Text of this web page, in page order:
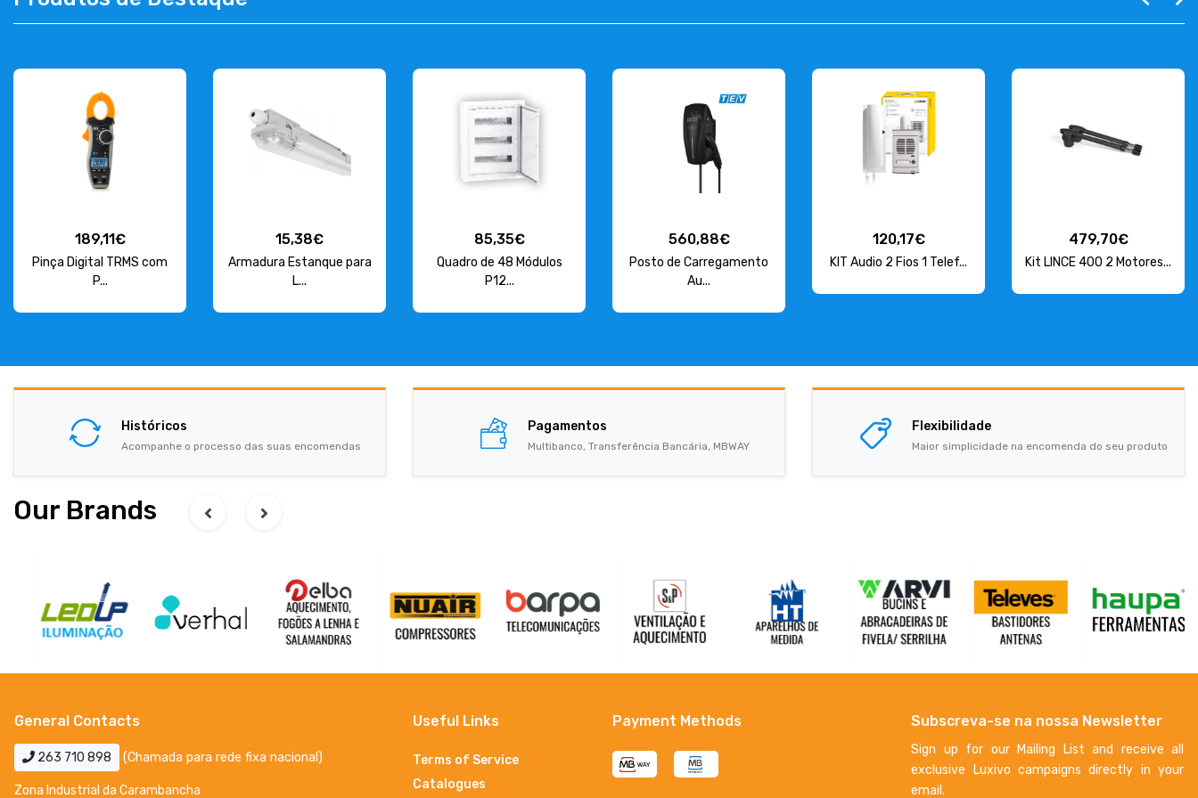
CONTACT
geral@luxivo.pt
189,11€
Pinça Digital TRMS com
P...
15,38€
Armadura Estanque para
L...
85,35€
Quadro de 48 Módulos
P12...
560,88€
Posto de Carregamento
Au...
120,17€
KIT Audio 2 Fios 1 Telef...
479,70€
Kit LINCE 400 2 Motores...
Históricos
Acompanhe o processo das suas encomendas
Pagamentos
Multibanco, Transferência Bancária, MBWAY
Flexibilidade
Maior simplicidade na encomenda do seu produto
Our Brands
General Contacts
263 710 898 (Chamada para rede fixa nacional)
Zona Industrial da Carambancha
Useful Links
Terms of Service
Catalogues
Payment Methods Subscreva-se na nossa Newsletter
Sign up for our Mailing List and receive all
exclusive Luxivo campaigns directly in your
email.